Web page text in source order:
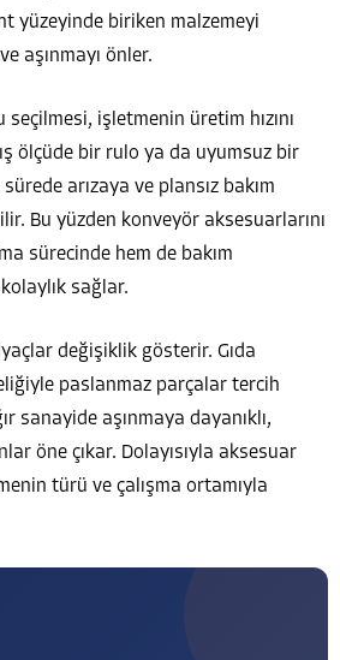
yüzeyinde biriken malzemeyi
aşınmayı önler.
seçilmesi, işletmenin üretim hızını
ölçüde bir rulo ya da uyumsuz bir
arızaya ve plansız bakım
Bu yüzden konveyör aksesuarlarını
sürecinde hem de bakım
sağlar.
değişiklik gösterir. Gıda
paslanmaz parçalar tercih
sanayide aşınmaya dayanıklı,
öne çıkar. Dolayısıyla aksesuar
türü ve çalışma ortamıyla